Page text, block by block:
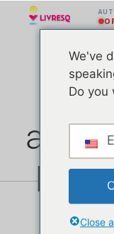
We've
Do you
Close